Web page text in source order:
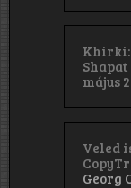
Khirki:
Shapat
május
Veled
Georg